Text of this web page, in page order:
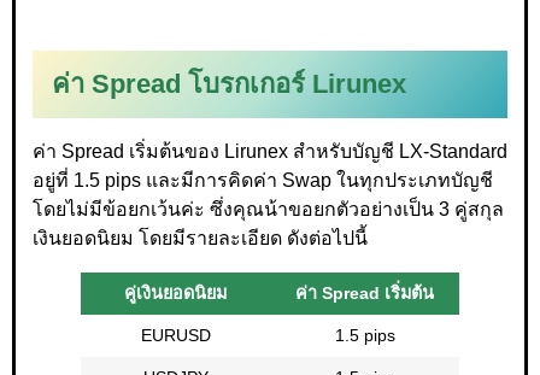
ค่า Spread โบรกเกอร์ Lirunex
ค่า Spread เริ่มต้นของ Lirunex สำหรับบัญชี LX-Standard
อยู่ที่ 1.5 pips และมีการคิดค่า Swap ในทุกประเภทบัญชี
โดยไม่มีข้อยกเว้นค่ะ ซึ่งคุณน้าขอยกตัวอย่างเป็น 3 คู่สกุล
เงินยอดนิยม โดยมีรายละเอียด ดังต่อไปนี้
คู่เงินยอดนิยม ค่า Spread เริ่มต้น
EURUSD 1.5 pips